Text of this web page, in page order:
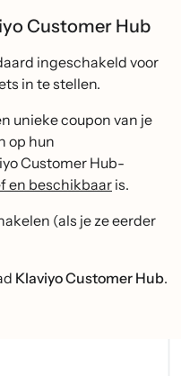
Customer Hub
ingeschakeld voor
in te stellen.
unieke coupon van je
op hun
Customer Hub-
en beschikbaar is.
(als je ze eerder
Klaviyo Customer Hub.